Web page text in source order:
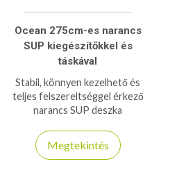
Ocean 275cm-es narancs
SUP kiegészítőkkel és
táskával
Stabil, könnyen kezelhető és
teljes felszereltséggel érkező
narancs SUP deszka
Ideális választás nyári vízi
kalandokhoz, túrázáshoz és
Megtekintés